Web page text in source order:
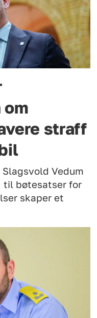
straff
Vedum
til bøtesatser for
skaper et